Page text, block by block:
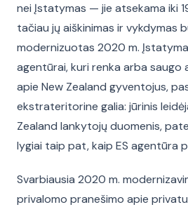
nei Įstatymas — jie atsekama iki
tačiau jų aiškinimas ir vykdymas
modernizuotas 2020 m.
agentūrai, kuri renka arba saugo
apie New Zealand gyventojus,
ekstrateritorine galia: jūrinis
Zealand lankytojų duomenis,
lygiai taip pat, kaip ES agentūra
Svarbiausia 2020 m.
privalomo pranešimo apie